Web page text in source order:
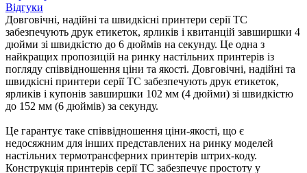
Відгуки
Довговічні, надійні та швидкісні принтери серії TC
забезпечують друк етикеток, ярликів і квитанцій завширшки 4
дюйми зі швидкістю до 6 дюймів на секунду. Це одна з
найкращих пропозицій на ринку настільних принтерів із
погляду співвідношення ціни та якості. Довговічні, надійні та
швидкісні принтери серії TC забезпечують друк етикеток,
ярликів і купонів завширшки 102 мм (4 дюйми) зі швидкістю
до 152 мм (6 дюймів) за секунду.
Це гарантує таке співвідношення ціни-якості, що є
недосяжним для інших представлених на ринку моделей
настільних термотрансферних принтерів штрих-коду.
Конструкція принтерів серії TC забезпечує простоту у